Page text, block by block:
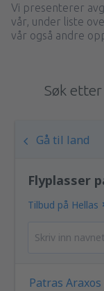
Vi presenterer
vår, under liste
vår også andre
Søk
Gå til land
Flyplasser
Tilbud på Hellas
Patras Araxos